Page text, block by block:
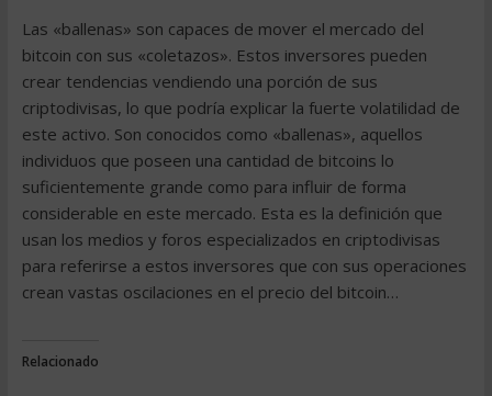
Las «ballenas» son capaces de mover el mercado del
bitcoin con sus «coletazos». Estos inversores pueden
crear tendencias vendiendo una porción de sus
criptodivisas, lo que podría explicar la fuerte volatilidad de
este activo. Son conocidos como «ballenas», aquellos
individuos que poseen una cantidad de bitcoins lo
suficientemente grande como para influir de forma
considerable en este mercado. Esta es la definición que
usan los medios y foros especializados en criptodivisas
para referirse a estos inversores que con sus operaciones
crean vastas oscilaciones en el precio del bitcoin…
Relacionado